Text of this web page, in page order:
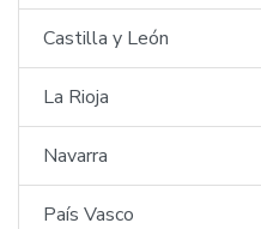
Castilla y León
La Rioja
Navarra
País Vasco